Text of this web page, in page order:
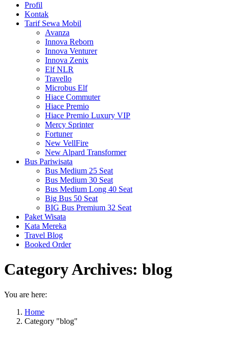
Profil
Kontak
Tarif Sewa Mobil
Avanza
Innova Reborn
Innova Venturer
Innova Zenix
Elf NLR
Travello
Microbus Elf
Hiace Commuter
Hiace Premio
Hiace Premio Luxury VIP
Mercy Sprinter
Fortuner
New VellFire
New Alpard Transformer
Bus Pariwisata
Bus Medium 25 Seat
Bus Medium 30 Seat
Bus Medium Long 40 Seat
Big Bus 50 Seat
BIG Bus Premium 32 Seat
Paket Wisata
Kata Mereka
Travel Blog
Booked Order
Category Archives: blog
You are here:
Home
Category "blog"